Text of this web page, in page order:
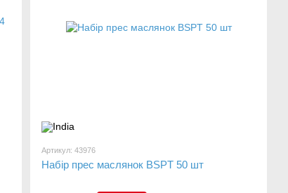
Артикул: 43976
Набір прес маслянок BSPT 50 шт